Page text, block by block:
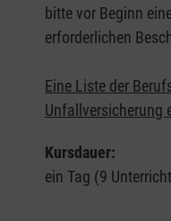
bitte vor Beginn
erforderlichen
Eine Liste der
Unfallversicherung
Kursdauer:
ein Tag (9